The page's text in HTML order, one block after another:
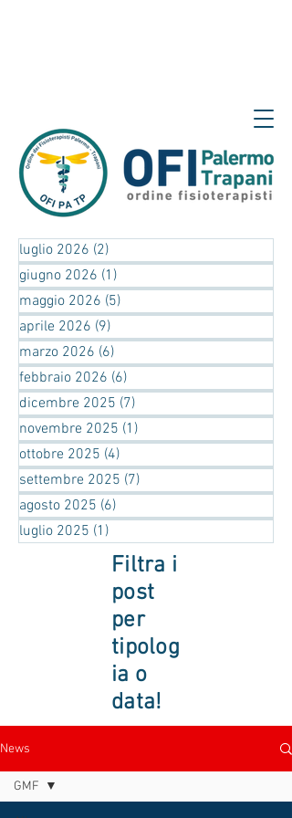
luglio 2026 (2)
giugno 2026 (1)
maggio 2026 (5)
aprile 2026 (9)
marzo 2026 (6)
febbraio 2026 (6)
dicembre 2025 (7)
novembre 2025 (1)
ottobre 2025 (4)
settembre 2025 (7)
agosto 2025 (6)
luglio 2025 (1)
Filtra i
post
per
tipolog
ia o
data!
News
GMF